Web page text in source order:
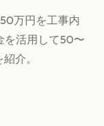
万円を工事内
を活用して50〜
介。